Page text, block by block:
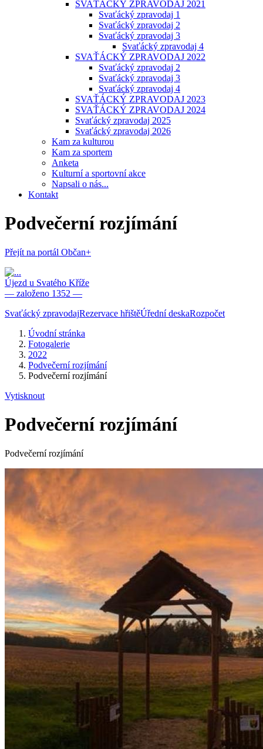
SVAŤÁCKÝ ZPRAVODAJ 2021
Svaťácký zpravodaj 1
Svaťácký zpravodaj 2
Svaťácký zpravodaj 3
Svaťácký zpravodaj 4
SVAŤÁCKÝ ZPRAVODAJ 2022
Svaťácký zpravodaj 2
Svaťácký zpravodaj 3
Svaťácký zpravodaj 4
SVAŤÁCKÝ ZPRAVODAJ 2023
SVAŤÁCKÝ ZPRAVODAJ 2024
Svaťácký zpravodaj 2025
Svaťácký zpravodaj 2026
Kam za kulturou
Kam za sportem
Anketa
Kulturní a sportovní akce
Napsali o nás...
Kontakt
Podvečerní rozjímání
Přejít na portál Občan+
Újezd u Svatého Kříže
— založeno 1352 —
Svaťácký zpravodajRezervace hřištěÚřední deskaRozpočet
Úvodní stránka
Fotogalerie
2022
Podvečerní rozjímání
Podvečerní rozjímání
Vytisknout
Podvečerní rozjímání
Podvečerní rozjímání